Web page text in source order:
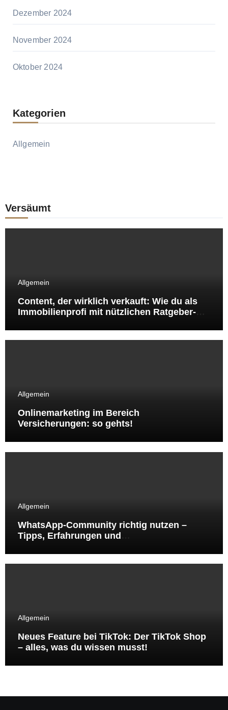
Dezember 2024
November 2024
Oktober 2024
Kategorien
Allgemein
Versäumt
Allgemein
Content, der wirklich verkauft: Wie du als
Immobilienprofi mit nützlichen Ratgeber-
gewinnst
Allgemein
Onlinemarketing im Bereich
Versicherungen: so gehts!
Allgemein
WhatsApp-Community richtig nutzen –
Tipps, Erfahrungen und
Marketing-Praxis
Allgemein
Neues Feature bei TikTok: Der TikTok Shop
– alles, was du wissen musst!